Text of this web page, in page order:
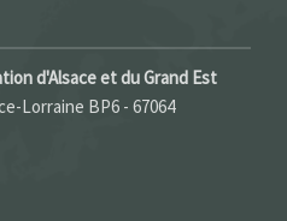
d'Alsace et du Grand Est
Lorraine BP6 - 67064